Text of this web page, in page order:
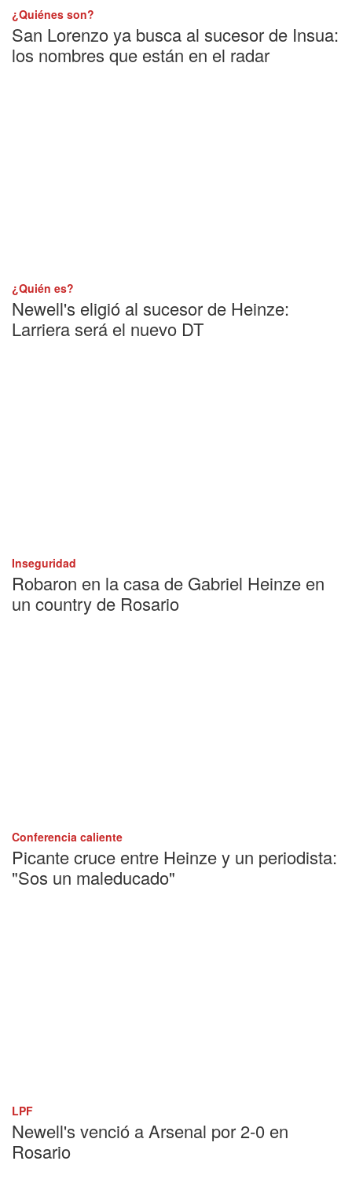
¿Quiénes son?
San Lorenzo ya busca al sucesor de Insua:
los nombres que están en el radar
¿Quién es?
Newell's eligió al sucesor de Heinze:
Larriera será el nuevo DT
Inseguridad
Robaron en la casa de Gabriel Heinze en
un country de Rosario
Conferencia caliente
Picante cruce entre Heinze y un periodista:
"Sos un maleducado"
LPF
Newell's venció a Arsenal por 2-0 en
Rosario